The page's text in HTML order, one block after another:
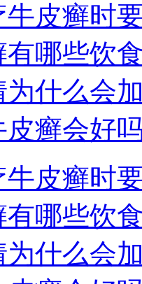
牛皮癣时
有哪些饮
为什么会
皮癣会好
牛皮癣时
有哪些饮
为什么会